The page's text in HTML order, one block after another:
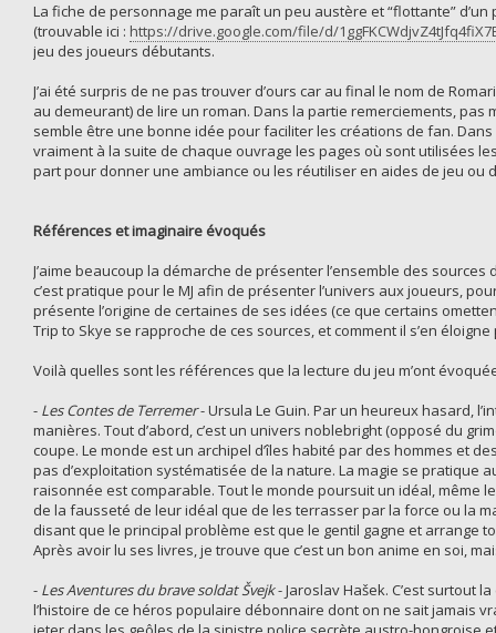
La fiche de personnage me paraît un peu austère et “flottante”
(trouvable ici : https://drive.google.com/file/d/
jeu des joueurs débutants.
J’ai été surpris de ne pas trouver d’ours car au final le nom de
au demeurant) de lire un roman. Dans la partie remerciements,
semble être une bonne idée pour faciliter les créations de fan.
vraiment à la suite de chaque ouvrage les pages où sont utilisées
part pour donner une ambiance ou les réutiliser en aides de jeu ou
Références et imaginaire évoqués
J’aime beaucoup la démarche de présenter l’ensemble des
c’est pratique pour le MJ afin de présenter l’univers aux joueurs,
présente l’origine de certaines de ses idées (ce que certains
Trip to Skye se rapproche de ces sources, et comment il s’en
Voilà quelles sont les références que la lecture du jeu m’ont
- Les Contes de Terremer- Ursula Le Guin. Par un heureux hasard,
manières. Tout d’abord, c’est un univers noblebright (opposé du
coupe. Le monde est un archipel d’îles habité par des hommes et
pas d’exploitation systématisée de la nature. La magie se pratique
raisonnée est comparable. Tout le monde poursuit un idéal, même
de la fausseté de leur idéal que de les terrasser par la force ou la
disant que le principal problème est que le gentil gagne et arrange
Après avoir lu ses livres, je trouve que c’est un bon anime en soi,
- Les Aventures du brave soldat Švejk- Jaroslav Hašek. C’est surtout
l’histoire de ce héros populaire débonnaire dont on ne sait jamais